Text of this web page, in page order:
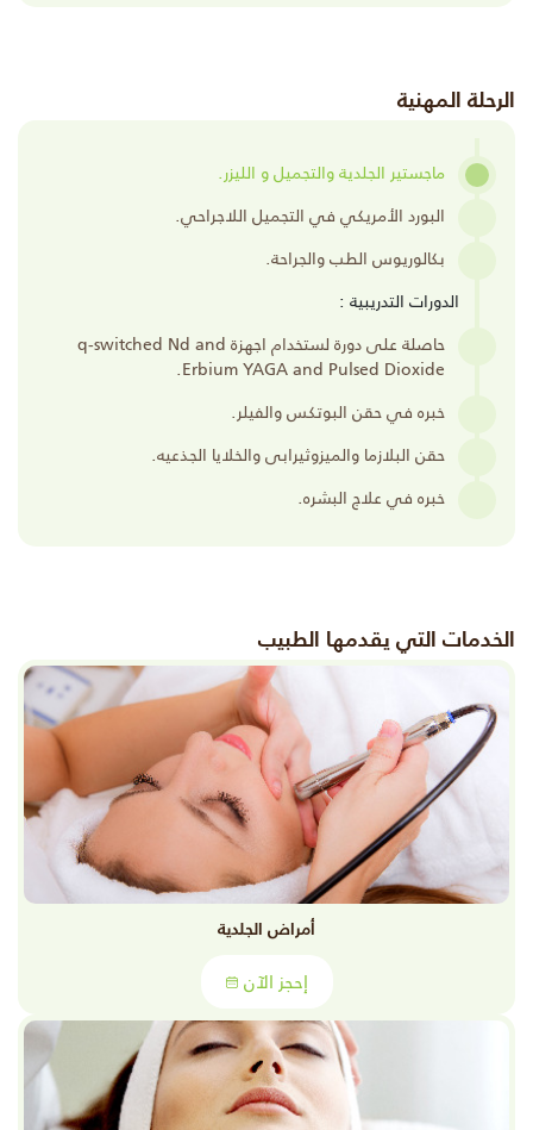
الرحلة المهنية
ماجستير الجلدية والتجميل و الليزر.
البورد الأمريكي في التجميل اللاجراحي.
بكالوريوس الطب والجراحة.
الدورات التدريبية :
حاصلة على دورة لستخدام اجهزة q-switched Nd and
Erbium YAGA and Pulsed Dioxide.
خبره في حقن البوتكس والفيلر.
حقن البلازما والميزوثيرابى والخلايا الجذعيه.
خبره في علاج البشره.
الخدمات التي يقدمها الطبيب
أمراض الجلدية
إحجز الآن